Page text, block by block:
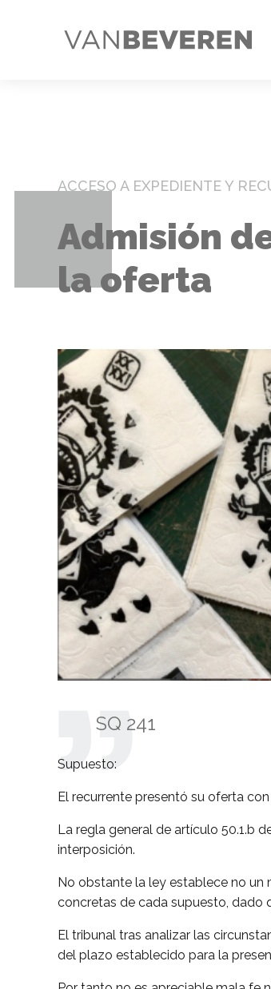
ACCESO A EXPEDIENTE Y
Admisión
la oferta
SQ 241
Supuesto:
El recurrente presentó su oferta
La regla general de artículo 50.1.b
interposición.
No obstante la ley establece no un
concretas de cada supuesto, dado
El tribunal tras analizar las
del plazo establecido para la